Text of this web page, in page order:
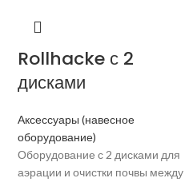
Rollhacke с 2
дисками
Аксессуары (навесное
оборудование)
Оборудование с 2 дисками для
аэрации и очистки почвы между